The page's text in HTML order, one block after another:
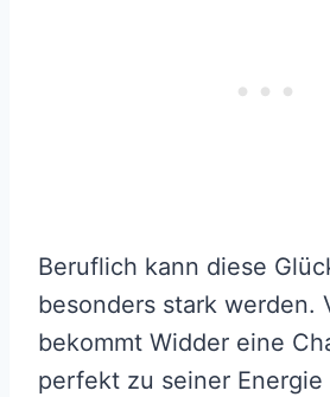
Beruflich kann diese
besonders stark werden.
bekommt Widder eine
perfekt zu seiner Energie